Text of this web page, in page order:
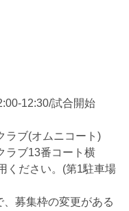
12:30/試合開始
ラブ(オムニコート)
ラブ13番コート横
ください。(第1駐車場
募集枠の変更がある